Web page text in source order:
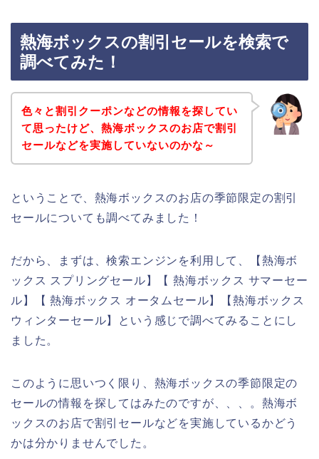
熱海ボックスの割引セールを検索で
調べてみた！
色々と割引クーポンなどの情報を探してい
て思ったけど、熱海ボックスのお店で割引
セールなどを実施していないのかな～
ということで、熱海ボックスのお店の季節限定の割引
セールについても調べてみました！
だから、まずは、検索エンジンを利用して、【熱海ボ
ックス スプリングセール】【 熱海ボックス サマーセー
ル】【 熱海ボックス オータムセール】【熱海ボックス
ウィンターセール】という感じで調べてみることにし
ました。
このように思いつく限り、熱海ボックスの季節限定の
セールの情報を探してはみたのですが、、、。熱海ボ
ックスのお店で割引セールなどを実施しているかどう
かは分かりませんでした。